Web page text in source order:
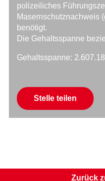
polizeiliches
Masernschutznachweis
benötigt.
Die Gehaltsspanne
Gehaltsspanne:
Stelle teilen
Mail
Zurück